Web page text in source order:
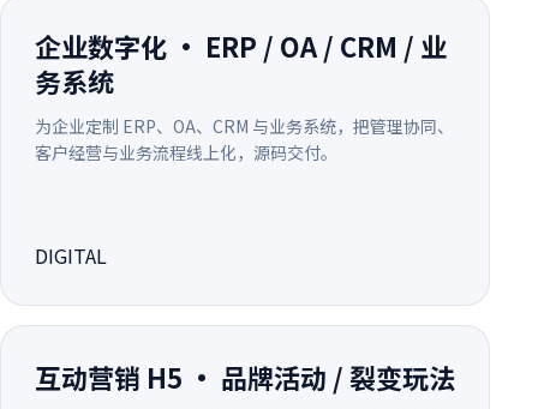
企业数字化 · ERP / OA / CRM / 业
务系统
为企业定制 ERP、OA、CRM 与业务系统，把管理协同、
客户经营与业务流程线上化，源码交付。
DIGITAL
互动营销 H5 · 品牌活动 / 裂变玩法